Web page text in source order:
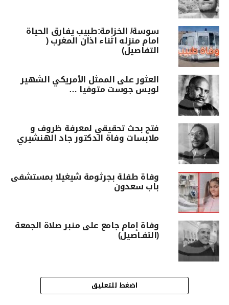
سوسة/ الخزامة:طبيب يفارق الحياة
امام منزله اثناء اذان المغرب (
التفاصيل)
العثور على الممثل الأمريكي الشهير
لويس جوست متوفيا …
فتح بحث تحقيقي لمعرفة ظروف و
ملابسات وفاة الدكتور جاد الهنشيري
وفاة طفلة بجرثومة شيغيلا بمستشفى
باب سعدون
وفاة إمام جامع على منبر صلاة الجمعة
(التفـاصيل)
اضغط للتعليق